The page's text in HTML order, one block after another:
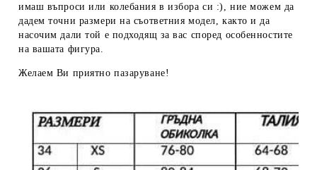
имаш въпроси или колебания в избора си :), ние можем да
дадемточни размери на съответния модел, както и да
насочим дали той е подходящ за вас според особенностите
на вашата фигура.
Желаем Ви приятно пазаруване!